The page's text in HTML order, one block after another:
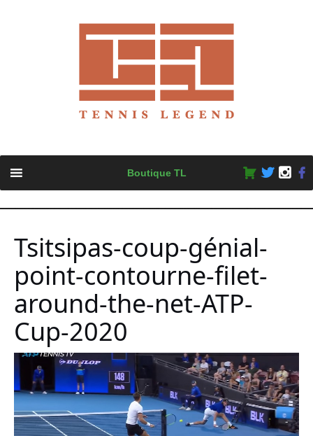
content
Boutique TL
Tsitsipas-coup-génial-
point-contourne-filet-
around-the-net-ATP-
Cup-2020